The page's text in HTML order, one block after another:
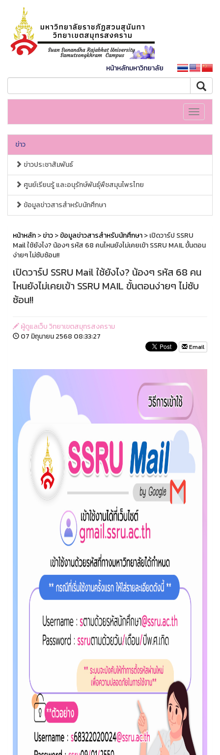
หน้าหลักมหาวิทยาลัย
Toggle
ข่าว
ข่าวประชาสัมพันธ์
ศูนย์เรียนรู้ และอนุรักษ์พันธุ์พืชสมุนไพรไทย
ข้อมูลข่าวสารสำหรับนักศึกษา
หน้าหลัก>ข่าว>ข้อมูลข่าวสารสำหรับนักศึกษา> เปิดวาร์ป SSRU
Mail ใช้ยังไง? น้องๆ รหัส 68 คนไหนยังไม่เคยเข้า SSRU MAIL ขั้นตอน
ง่ายๆ ไม่ซับซ้อน!!
เปิดวาร์ป SSRU Mail ใช้ยังไง? น้องๆ รหัส 68 คน
ไหนยังไม่เคยเข้า SSRU MAIL ขั้นตอนง่ายๆ ไม่ซับ
ซ้อน!!
ผู้ดูแลเว็บ วิทยาเขตสมุทรสงคราม
07 มิถุนายน 2568 08:33:27
Email